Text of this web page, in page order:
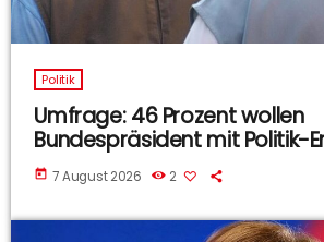
Politik
Umfrage: 46 Prozent wollen
Bundespräsident mit Politik-
today 7 August 2026 2